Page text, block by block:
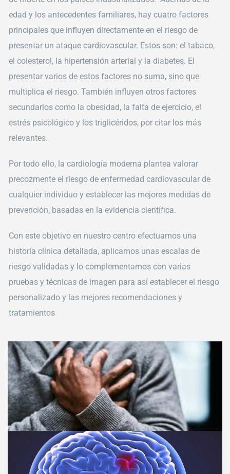
edad y los antecedentes familiares, hay cuatro factores
principales que influyen directamente en el riesgo de
presentar un ataque cardiovascular. Estos son: el tabaco,
el colesterol, la hipertensión arterial y la diabetes. El
presentar varios de estos factores no suma, sino que
multiplica el riesgo. También influyen otros factores
secundarios como la obesidad, la falta de ejercicio, el
estrés psicológico y los triglicéridos, por citar los más
relevantes.
Por todo ello, la cardiología moderna plantea valorar
precozmente el riesgo de enfermedad cardiovascular de
cualquier individuo y establecer las mejores medidas de
prevención, basadas en la evidencia científica.
Con este objetivo en nuestro centro efectuamos una
historia clínica detallada, aplicamos unas escalas de
riesgo validadas y lo complementamos con varias
pruebas y técnicas de imagen para así establecer el riesgo
personalizado y las mejores recomendaciones y
tratamientos